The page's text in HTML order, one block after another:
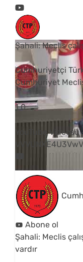
Şahali: Meclis
Cumhuriyetçi
Cumhuriyet
1 0
YouTube Videosu
Abone ol
Şahali: Meclis
vardır